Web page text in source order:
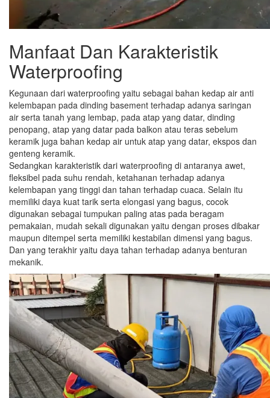
Manfaat Dan Karakteristik
Waterproofing
Kegunaan dari waterproofing yaitu sebagai bahan kedap air anti
kelembapan pada dinding basement terhadap adanya saringan
air serta tanah yang lembap, pada atap yang datar, dinding
penopang, atap yang datar pada balkon atau teras sebelum
keramik juga bahan kedap air untuk atap yang datar, ekspos dan
genteng keramik.
Sedangkan karakteristik dari waterproofing di antaranya awet,
fleksibel pada suhu rendah, ketahanan terhadap adanya
kelembapan yang tinggi dan tahan terhadap cuaca. Selain itu
memiliki daya kuat tarik serta elongasi yang bagus, cocok
digunakan sebagai tumpukan paling atas pada beragam
pemakaian, mudah sekali digunakan yaitu dengan proses dibakar
maupun ditempel serta memiliki kestabilan dimensi yang bagus.
Dan yang terakhir yaitu daya tahan terhadap adanya benturan
mekanik.